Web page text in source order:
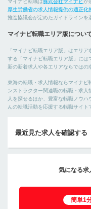
マイナビ転職は株式会社マイナビが
厚生労働省の求人情報提供の適正化
推進協議会が定めたガイドラインを
マイナビ転職エリア版につい
「マイナビ転職エリア版」はエリア
する「マイナビ転職エリア版」に
新の新着求人や各エリアならではの
東海の転職・求人情報ならマイナビ
ンストラクター関連職の転職・求
人を探せるほか、豊富な転職ノウ
んの転職活動を応援する転職サイト
最近見た求人を確認する
気になる求
簡単1